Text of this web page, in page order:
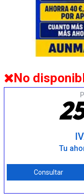
No
25
Tu
Consultar